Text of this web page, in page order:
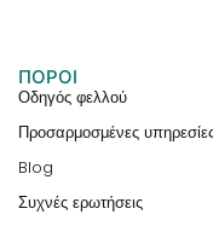
ΠΟΡΟΙ
Οδηγός φελλού
Προσαρμοσμένες
Blog
Συχνές ερωτήσεις